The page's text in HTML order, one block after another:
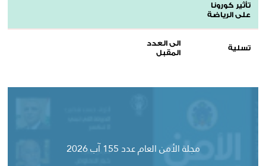
تأثير كورونا
على الرياضة
تسلية
الى العدد
المقبل
مجلة الأمن العام عدد 155 آب 2026